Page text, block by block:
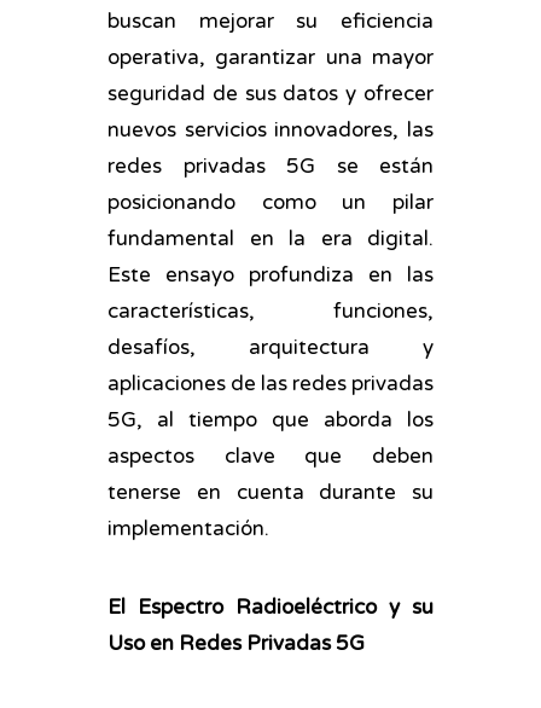
buscan mejorar su eficiencia
operativa, garantizar una mayor
seguridad de sus datos y ofrecer
nuevos servicios innovadores, las
redes privadas 5G se están
posicionando como un pilar
fundamental en la era digital.
Este ensayo profundiza en las
características, funciones,
desafíos, arquitectura y
aplicaciones de las redes privadas
5G, al tiempo que aborda los
aspectos clave que deben
tenerse en cuenta durante su
implementación.
El Espectro Radioeléctrico y su
Uso en Redes Privadas 5G